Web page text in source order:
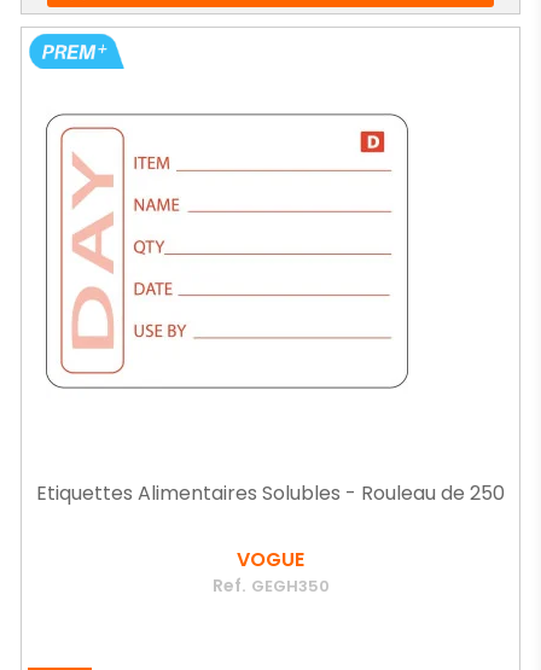
Etiquettes Alimentaires Solubles - Rouleau de 250
VOGUE
Ref. GEGH350